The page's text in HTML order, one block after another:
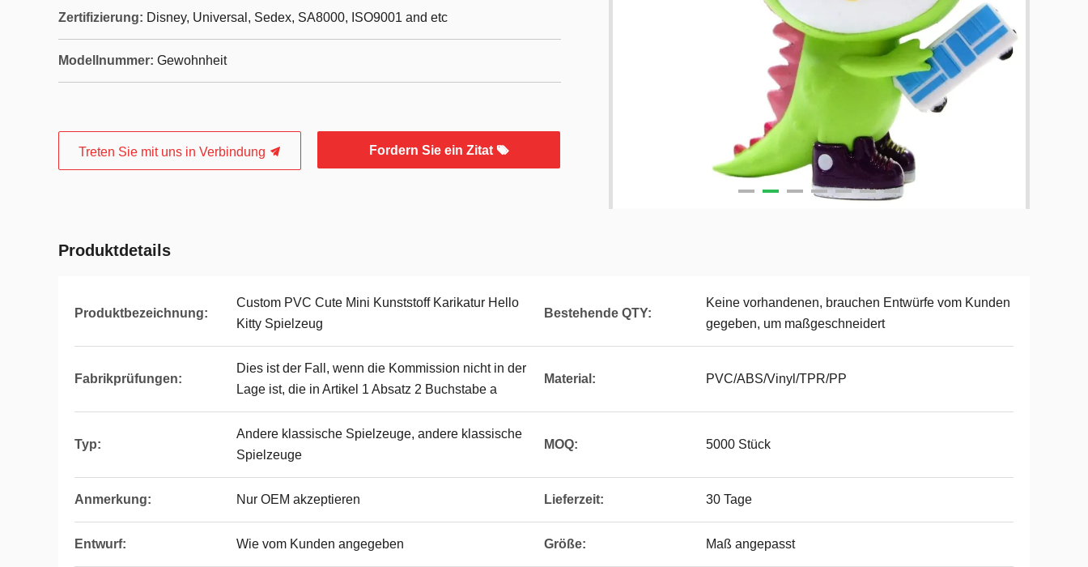
Zertifizierung: Disney, Universal, Sedex, SA8000, ISO9001 and etc
Modellnummer: Gewohnheit
Treten Sie mit uns in Verbindung Fordern Sie ein Zitat
Produktdetails
Produktbezeichnung:
Custom PVC Cute Mini Kunststoff Karikatur Hello
Kitty Spielzeug
Bestehende QTY:
Keine vorhandenen, brauchen Entwürfe vom Kunden
gegeben, um maßgeschneidert
Fabrikprüfungen:
Dies ist der Fall, wenn die Kommission nicht in der
Lage ist, die in Artikel 1 Absatz 2 Buchstabe a
Material: PVC/ABS/Vinyl/TPR/PP
Typ:
Andere klassische Spielzeuge, andere klassische
Spielzeuge
MOQ: 5000 Stück
Anmerkung: Nur OEM akzeptieren Lieferzeit: 30 Tage
Entwurf: Wie vom Kunden angegeben Größe: Maß angepasst